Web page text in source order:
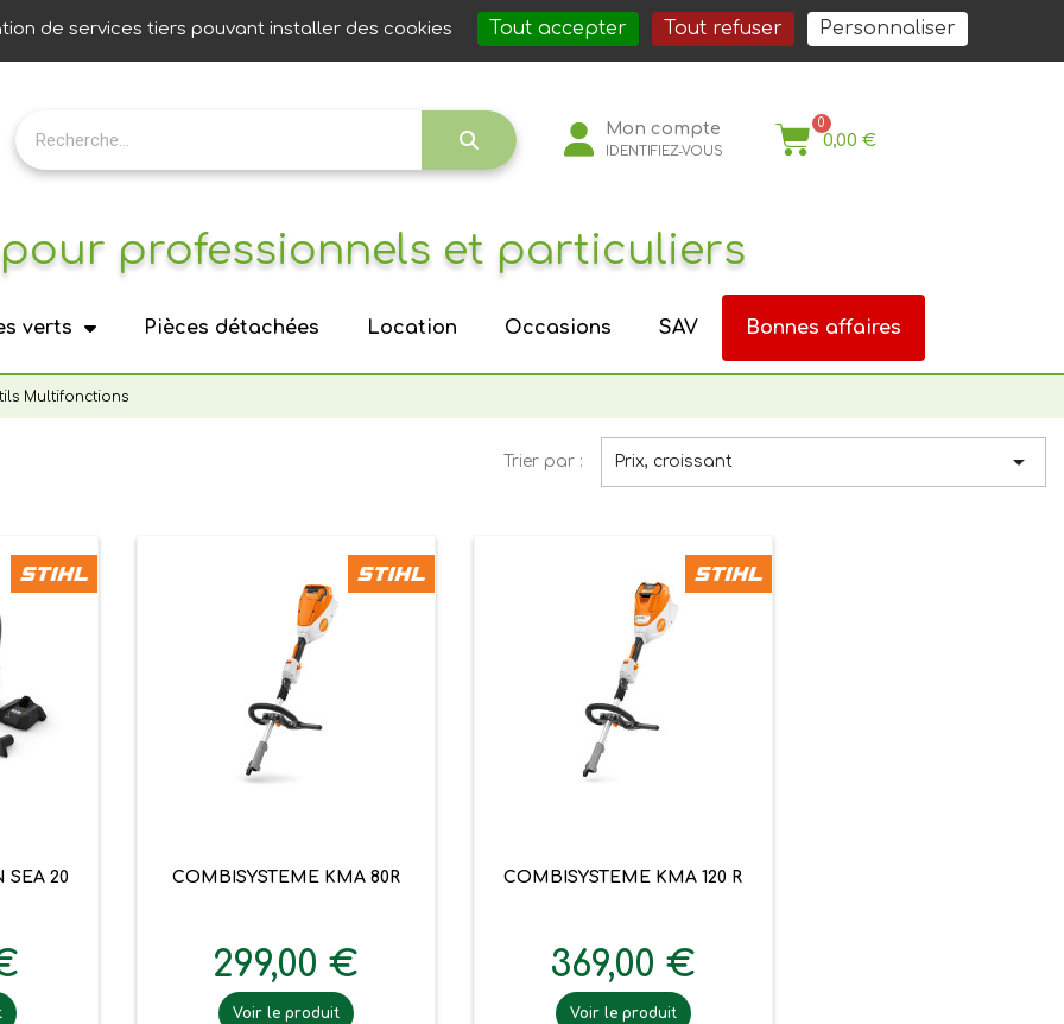
Notre société Nos services Nos actualités Nous rejoindreEspace Pro
Mon compte
IDENTIFIEZ-VOUS
0,00 €
professionnels et particuliers
verts Pièces détachées Location Occasions SAV Bonnes affaires
Multifonctions
Trier par : Prix, croissant 
SEA 20 COMBISYSTEME KMA 80R
299,00 €
Voir le produit
COMBISYSTEME KMA 120 R
369,00 €
Voir le produit
de services tiers pouvant installer des cookies Tout accepter Tout refuser Personnaliser